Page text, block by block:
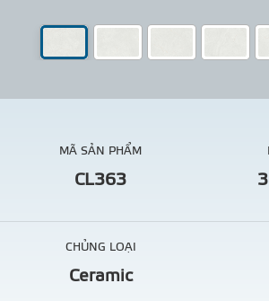
MÃ SẢN PHẨM
CL363
CHỦNG LOẠI
Ceramic